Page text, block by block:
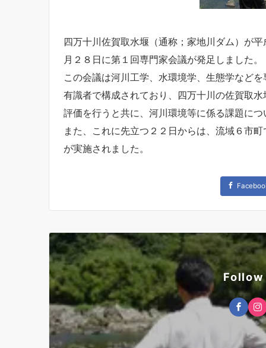
四万十川佐賀取水堰（通称；家地川ダム）が
月２８日に第１回専門家会議が発足しました。
この会議は河川工学、水環境学、生態学など
有識者で構成されており、四万十川の佐賀取
評価を行うと共に、河川環境等に係る課題に
また、これに先立つ２２日からは、流域６市
が実施されました。
Follow